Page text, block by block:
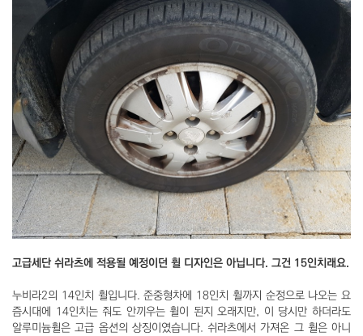
고급세단 쉬라츠에 적용될 예정이던 휠 디자인은 아닙니다. 그건 15인치래요.
누비라2의 14인치 휠입니다. 준중형차에 18인치 휠까지 순정으로 나오는 요
즘시대에 14인치는 줘도 안끼우는 휠이 된지 오래지만, 이 당시만 하더라도
알루미늄휠은 고급 옵션의 상징이였습니다. 쉬라츠에서 가져온 그 휠은 아니